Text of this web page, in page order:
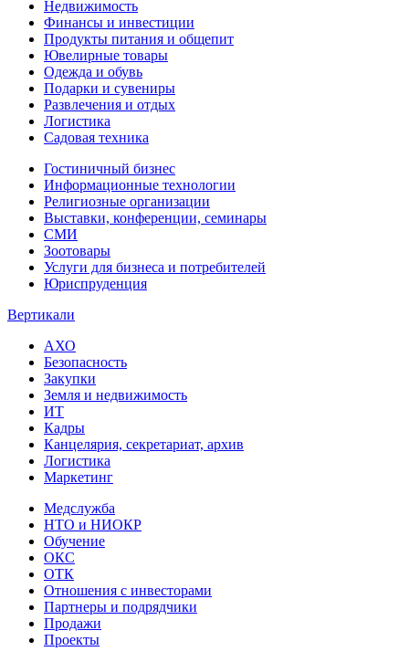
Недвижимость
Финансы и инвестиции
Продукты питания и общепит
Ювелирные товары
Одежда и обувь
Подарки и сувениры
Развлечения и отдых
Логистика
Садовая техника
Гостиничный бизнес
Информационные технологии
Религиозные организации
Выставки, конференции, семинары
СМИ
Зоотовары
Услуги для бизнеса и потребителей
Юриспруденция
Вертикали
АХО
Безопасность
Закупки
Земля и недвижимость
ИТ
Кадры
Канцелярия, секретариат, архив
Логистика
Маркетинг
Медслужба
НТО и НИОКР
Обучение
ОКС
ОТК
Отношения с инвесторами
Партнеры и подрядчики
Продажи
Проекты